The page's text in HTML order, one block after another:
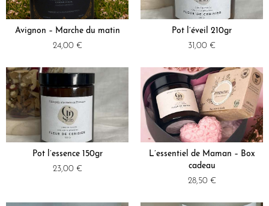
Avignon – Marche du matin
24,00 €
Pot l’éveil 210gr
31,00 €
Pot l’essence 150gr
23,00 €
L’essentiel de Maman – Box
cadeau
28,50 €